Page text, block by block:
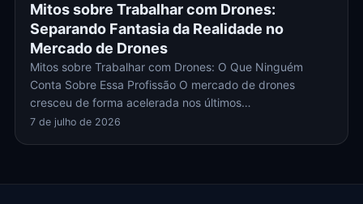
Mitos sobre Trabalhar com Drones:
Separando Fantasia da Realidade no
Mercado de Drones
Mitos sobre Trabalhar com Drones: O Que Ninguém
Conta Sobre Essa Profissão O mercado de drones
cresceu de forma acelerada nos últimos…
7 de julho de 2026